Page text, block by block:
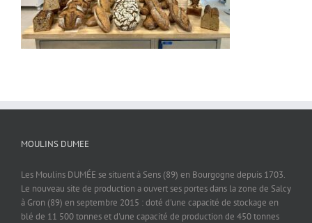
MOULINS DUMEE
Les Moulins DUMÉE se situent à Sens (89) en Bourgogne depuis 1703.
Le nouveau site de production a ouvert ses portes dans la zone de Salcy
à Gron (89) en septembre 2015 : doté d'une capacité de stockage en
blé de 11 500 tonnes et d'une capacité de production de 450 tonnes